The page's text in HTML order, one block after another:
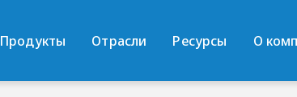
Продукты Отрасли Ресурсы О